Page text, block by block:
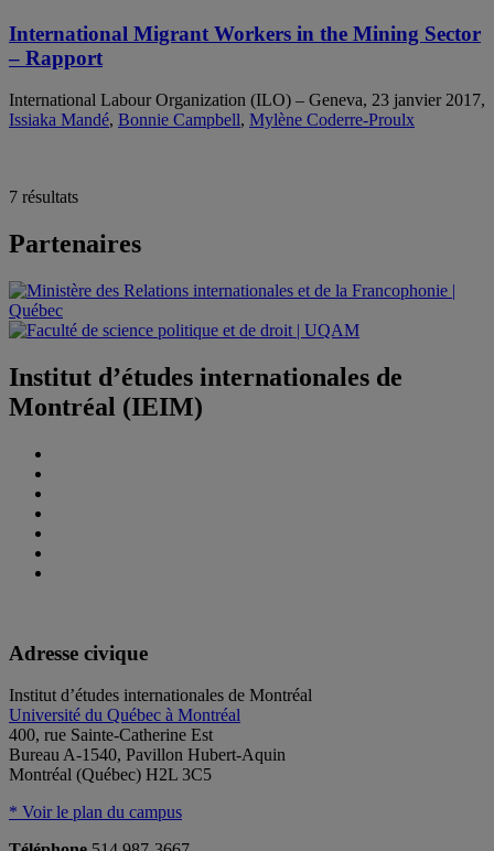
International Migrant Workers in the Mining Sector
– Rapport
International Labour Organization (ILO) – Geneva, 23 janvier 2017,
Issiaka Mandé, Bonnie Campbell, Mylène Coderre-Proulx
7 résultats
Partenaires
Institut d’études internationales de
Montréal (IEIM)
Adresse civique
Institut d’études internationales de Montréal
Université du Québec à Montréal
400, rue Sainte-Catherine Est
Bureau A-1540, Pavillon Hubert-Aquin
Montréal (Québec) H2L 3C5
* Voir le plan du campus